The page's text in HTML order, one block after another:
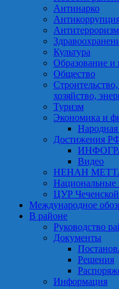
Антинарко
Антитерроризм
Культура
Образование и
Общество
хозяйство,
Туризм
Экономика и
Достижения
Видео
НЕНАН
Национальные
ЦУР
Международное
В районе
Руководство
Документы
Решения
Информация